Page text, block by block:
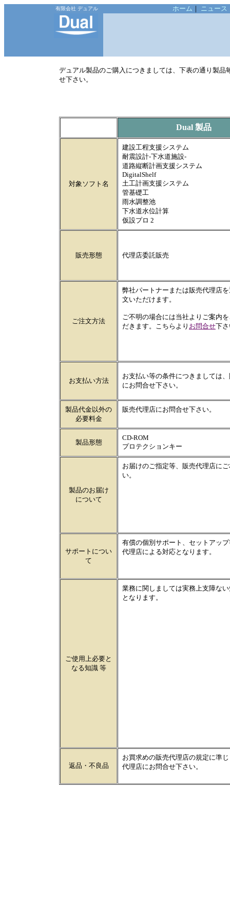
有限会社 デュアル ホーム ｜ ニュース
デュアル製品のご購入につきましては、下表の通り製
せ下さい。
Dual製品
対象ソフト名
建設工程支援システム
耐震設計‐下水道施設‐
道路縦断計画支援システム
DigitalShelf
土工計画支援システム
管基礎工
雨水調整池
下水道水位計算
仮設プロ 2
販売形態 代理店委託販売
ご注文方法
弊社パートナーまたは販売代理店
文いただけます。
ご不明の場合には当社よりご案内
だきます。こちらより お問合せ下
お支払い方法
お支払い等の条件につきましては
にお問合せ下さい。
製品代金以外の
必要料金
販売代理店にお問合せ下さい。
製品形態
CD-ROM
プロテクションキー
製品のお届け
について
お届けのご指定等、販売代理店に
い。
サポートについ
て
有償の個別サポート、セットアッ
代理店による対応となります。
ご使用上必要と
なる知識 等
業務に関しましては実務上支障な
となります。
返品・不良品
お買求めの販売代理店の規定に準
代理店にお問合せ下さい。